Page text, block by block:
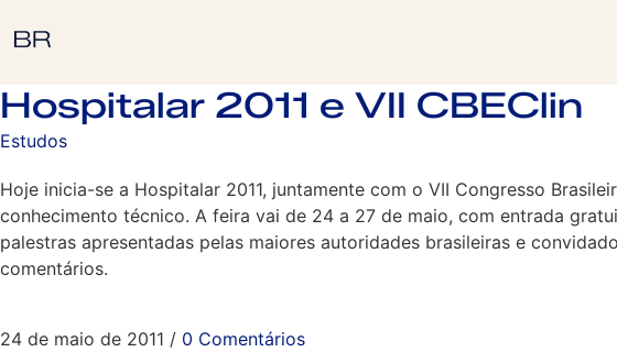
Hospitalar 2011 e VII CBEClin
Estudos
Hoje inicia-se a Hospitalar 2011, juntamente com o VII Congresso
conhecimento técnico. A feira vai de 24 a 27 de maio, com entrada
palestras apresentadas pelas maiores autoridades brasileiras e
comentários.
24 de maio de 2011 / 0 Comentários